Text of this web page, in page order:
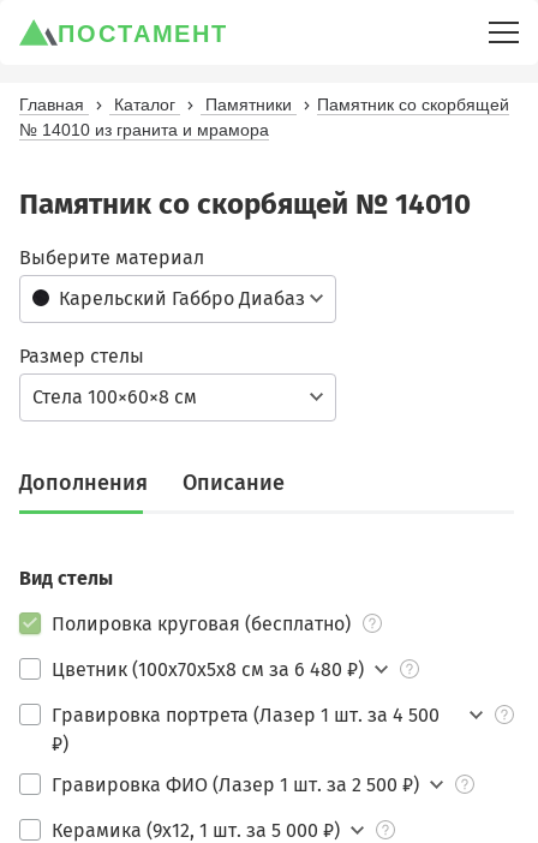
ПОСТАМЕНТ
Главная Каталог Памятники
Памятник со скорбящей
№ 14010 из гранита и мрамора
Памятник со скорбящей № 14010
Карельский Габбро Диабаз
Выберите материал
Стела 100×60×8 см
Размер стелы
Дополнения Описание
Вид стелы
Полировка круговая (бесплатно)
Цветник (100х70х5х8 см за 6 480 ₽)
Гравировка портрета (Лазер 1 шт. за 4 500
₽)
Гравировка ФИО (Лазер 1 шт. за 2 500 ₽)
Керамика (9х12, 1 шт. за 5 000 ₽)